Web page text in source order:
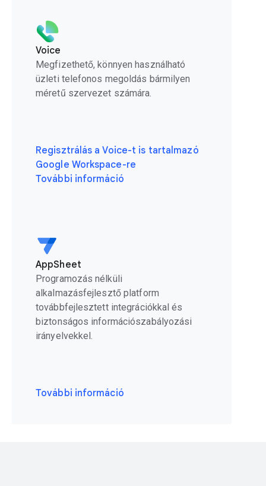
Voice
Megfizethető, könnyen használható
üzleti telefonos megoldás bármilyen
méretű szervezet számára.
Regisztrálás a Voice-t is tartalmazó
Google Workspace-re
További információ
AppSheet
Programozás nélküli
alkalmazásfejlesztő platform
továbbfejlesztett integrációkkal és
biztonságos információszabályozási
irányelvekkel.
További információ